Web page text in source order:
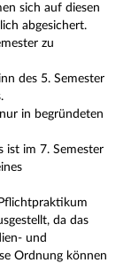
sich auf diesen
abgesichert.
zu
des 5. Semester
in begründeten
ist im 7. Semester
da das
und
Ordnung können